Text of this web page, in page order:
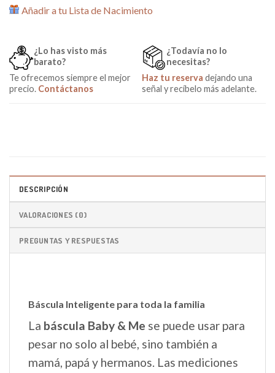
Añadir a tu Lista de Nacimiento
¿Lo has visto más
barato?
Te ofrecemos siempre el mejor
precio. Contáctanos
¿Todavía no lo
necesitas?
Haz tu reserva dejando una
señal y recíbelo más adelante.
DESCRIPCIÓN
VALORACIONES (0)
PREGUNTAS Y RESPUESTAS
Báscula Inteligente para toda la familia
La báscula Baby & Me se puede usar para
pesar no solo al bebé, sino también a
mamá, papá y hermanos. Las mediciones